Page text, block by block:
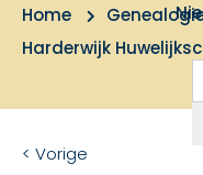
Home
Harderwijk
< Vorige